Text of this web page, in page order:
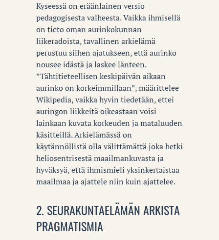
Kyseessä on eräänlainen versio
pedagogisesta valheesta. Vaikka ihmisellä
on tieto oman aurinkokunnan
liikeradoista, tavallinen arkielämä
perustuu siihen ajatukseen, että aurinko
nousee idästä ja laskee länteen.
”Tähtitieteellisen keskipäivän aikaan
aurinko on korkeimmillaan”, määrittelee
Wikipedia, vaikka hyvin tiedetään, ettei
auringon liikkeitä oikeastaan voisi
lainkaan kuvata korkeuden ja mataluuden
käsitteillä. Arkielämässä on
käytännöllistä olla välittämättä joka hetki
heliosentrisestä maailmankuvasta ja
hyväksyä, että ihmismieli yksinkertaistaa
maailmaa ja ajattele niin kuin ajattelee.
2. SEURAKUNTAELÄMÄN ARKISTA
PRAGMATISMIA